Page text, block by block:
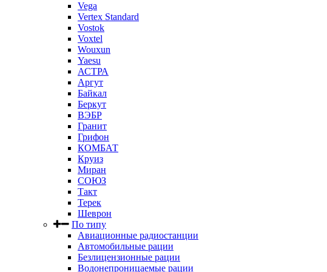
Vega
Vertex Standard
Vostok
Voxtel
Wouxun
Yaesu
АСТРА
Аргут
Байкал
Беркут
ВЭБР
Гранит
Грифон
КОМБАТ
Круиз
Миран
СОЮЗ
Такт
Терек
Шеврон
По типу
Авиационные радиостанции
Автомобильные рации
Безлицензионные рации
Водонепроницаемые рации